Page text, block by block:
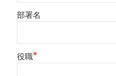
部署名
役職*